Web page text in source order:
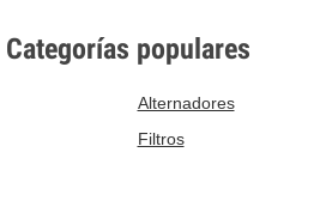
Categorías populares
Alternadores
Filtros